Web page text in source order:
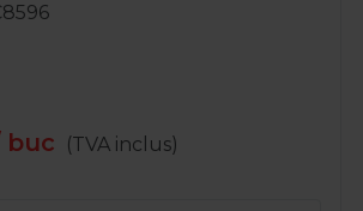
buc
(TVA inclus)